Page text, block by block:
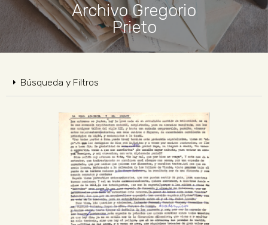
ARCHIVO
CERTAMEN DE DIBUJO
FUNDACIÓN
NOTICIAS
Archivo Gregorio
Prieto
Búsqueda y Filtros